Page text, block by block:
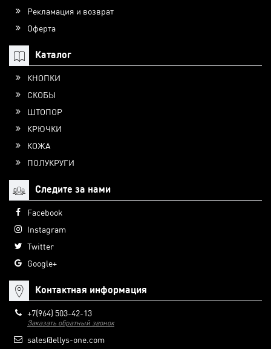
Рекламация и возврат
Оферта
Каталог
КНОПКИ
СКОБЫ
ШТОПОР
КРЮЧКИ
КОЖА
ПОЛУКРУГИ
Следите за нами
Facebook
Instagram
Twitter
Google+
Контактная информация
+7(964) 503-42-13
Заказать обратный звонок
sales@ellys-one.com